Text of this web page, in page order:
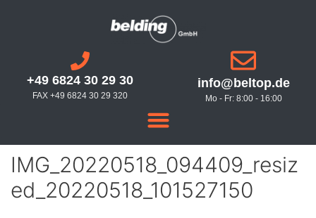
+49 6824 30 29 30
FAX +49 6824 30 29 320
info@beltop.de
Mo - Fr: 8:00 - 16:00
IMG_20220518_094409_resiz
ed_20220518_101527150